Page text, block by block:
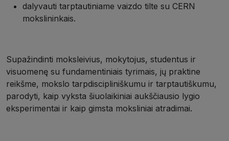
dalyvauti tarptautiniame vaizdo tilte su CERN
mokslininkais.
Supažindinti moksleivius, mokytojus, studentus ir
visuomenę su fundamentiniais tyrimais, jų praktine
reikšme, mokslo tarpdiscipliniškumu ir tarptautiškumu,
parodyti, kaip vyksta šiuolaikiniai aukščiausio lygio
eksperimentai ir kaip gimsta moksliniai atradimai.